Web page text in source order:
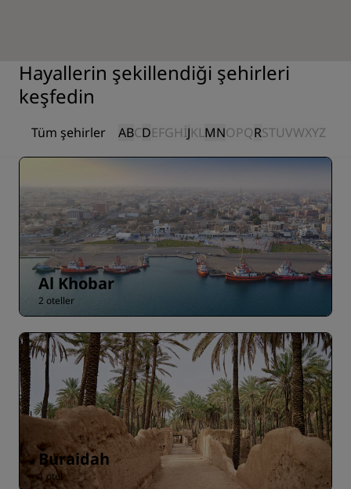
Hayallerin şekillendiği şehirleri
keşfedin
Tüm şehirler ABCDEFGHIJKLMNOPQRSTUVWXYZ
Al Khobar
2 oteller
Buraidah
1 otel